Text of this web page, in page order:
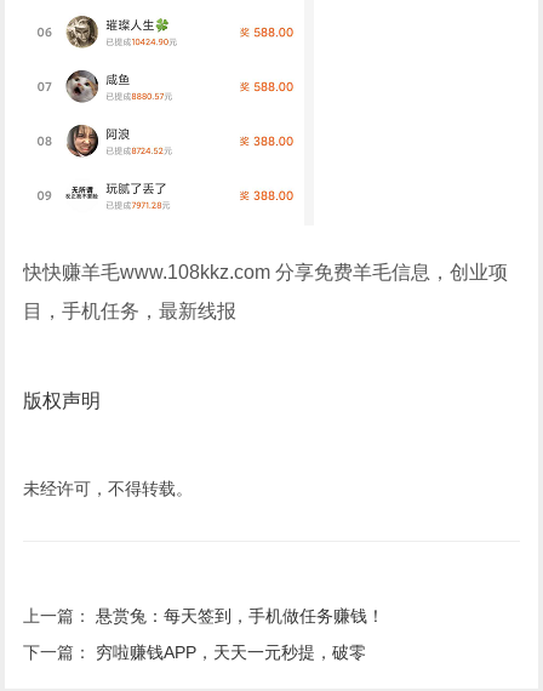
快快赚羊毛www.108kkz.com 分享免费羊毛信息，创业项
目，手机任务，最新线报
版权声明
未经许可，不得转载。
上一篇：悬赏兔：每天签到，手机做任务赚钱！
下一篇： 穷啦赚钱APP，天天一元秒提，破零